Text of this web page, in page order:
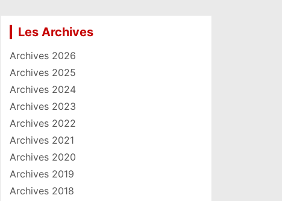
Les Archives
Archives 2026
Archives 2025
Archives 2024
Archives 2023
Archives 2022
Archives 2021
Archives 2020
Archives 2019
Archives 2018